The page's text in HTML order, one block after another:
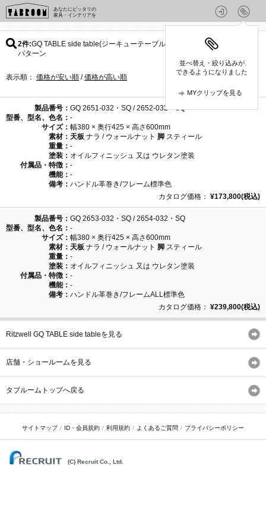
あなたにピッタリの
家具・インテリアを
並べ替え・絞り込みが
できるようになりました
MYクリップを見る
2件 GQ TABLE side table(ジーキューテーブル) / Ritzwellの
パターン
表示順： 価格が安い順 /価格が高い順
製品番号： GQ 2651-032・SQ / 2652-032・SQ
型番、型名、色名： -
サイズ： 幅380 × 奥行425 × 高さ600mm
素材： 天板 ナラ / ウォールナット 脚 スティール
重量： -
塗装： オイルフィニッシュ 又は ウレタン塗装
付属品・特徴： -
機能： -
備考： ハンドル革巻き/フレーム標準色
カタログ価格： ¥173,800(税込)
製品番号： GQ 2653-032・SQ / 2654-032・SQ
型番、型名、色名： -
サイズ： 幅380 × 奥行425 × 高さ600mm
素材： 天板 ナラ / ウォールナット 脚 スティール
重量： -
塗装： オイルフィニッシュ 又は ウレタン塗装
付属品・特徴： -
機能： -
備考： ハンドル革巻き/フレームALL標準色
カタログ価格： ¥239,800(税込)
Ritzwell GQ TABLE side tableを見る
店舗・ショールームを見る
タブルームトップへ戻る
サイトマップ ID・会員規約 利用規約 よくあるご質問 プライバシーポリシー
(C) Recruit Co., Ltd.